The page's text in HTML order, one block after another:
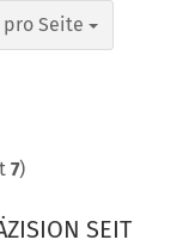
pro Seite
7)
SEIT